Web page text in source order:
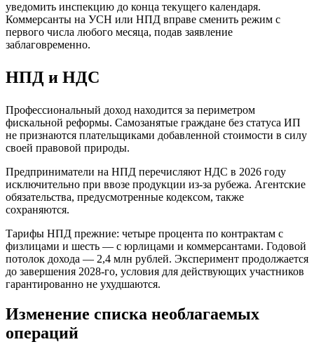
уведомить инспекцию до конца текущего календаря.
Коммерсанты на УСН или НПД вправе сменить режим с
первого числа любого месяца, подав заявление
заблаговременно.
НПД и НДС
Профессиональный доход находится за периметром
фискальной реформы. Самозанятые граждане без статуса ИП
не признаются плательщиками добавленной стоимости в силу
своей правовой природы.
Предприниматели на НПД перечисляют НДС в 2026 году
исключительно при ввозе продукции из‑за рубежа. Агентские
обязательства, предусмотренные кодексом, также
сохраняются.
Тарифы НПД прежние: четыре процента по контрактам с
физлицами и шесть — с юрлицами и коммерсантами. Годовой
потолок дохода — 2,4 млн рублей. Эксперимент продолжается
до завершения 2028‑го, условия для действующих участников
гарантированно не ухудшаются.
Изменение списка необлагаемых
операций